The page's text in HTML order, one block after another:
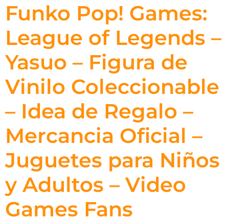
Funko Pop! Games:
League of Legends –
Yasuo – Figura de
Vinilo Coleccionable
– Idea de Regalo –
Mercancia Oficial –
Juguetes para Niños
y Adultos – Video
Games Fans